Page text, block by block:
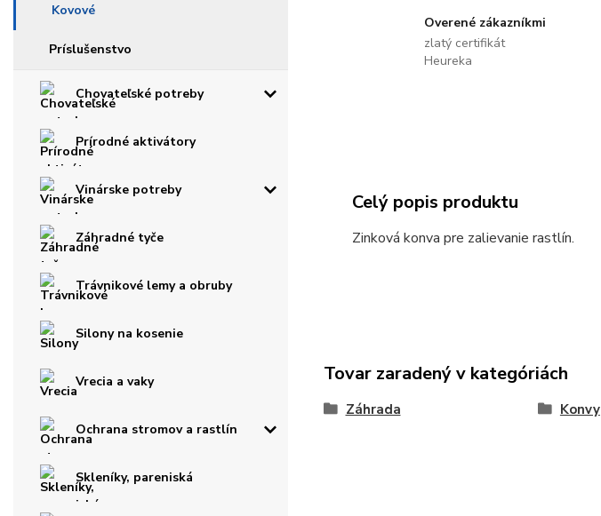
Kovové
Príslušenstvo
Chovateľské potreby
Prírodné aktivátory
Vinárske potreby
Záhradné tyče
Trávnikové lemy a obruby
Silony na kosenie
Vrecia a vaky
Ochrana stromov a rastlín
Skleníky, pareniská
Overené zákazníkmi
zlatý certifikát
Heureka
Celý popis produktu
Zinková konva pre zalievanie rastlín.
Tovar zaradený v kategóriách
Záhrada Konvy